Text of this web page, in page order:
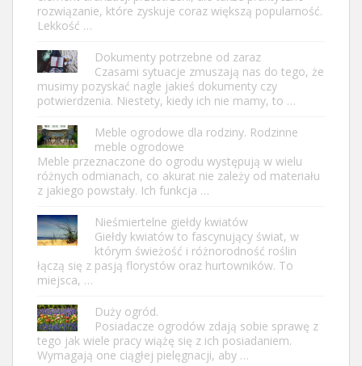
rozwiązanie, które zyskuje coraz większą popularność.
Lekkość …
Dokumenty potrzebne od zaraz
Czasami sytuacje zmuszają nas do tego, że
musimy pozyskać nagle jakieś dokumenty czy
potwierdzenia. Niestety, kiedy ich nie mamy, to …
Meble ogrodowe dla rodziny. Rodzinne
meble ogrodowe
Meble przeznaczone do ogrodu występują w wielu
różnych odmianach, co akurat nie zależy od materiału
z jakiego powstały. Ich funkcja …
Nieśmiertelne giełdy kwiatów
Giełdy kwiatów to fascynujący świat, w
którym świeżość i różnorodność roślin
łączą się z pasją florystów oraz hurtowników. To
miejsca, …
Duży ogród.
Posiadacze ogrodów zdają sobie sprawę z
tego jak wiele pracy wiążę się z ich posiadaniem.
Wymagają one ciągłej pielęgnacji, aby …